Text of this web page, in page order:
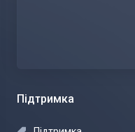
Підтримка